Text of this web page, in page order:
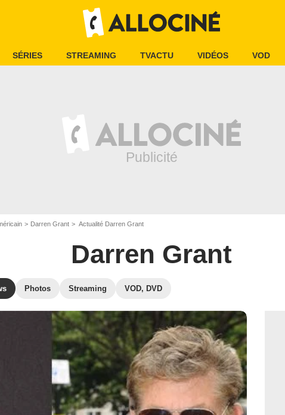
SÉRIES STREAMING TVACTU VIDÉOS VOD
Darren Grant Actualité Darren Grant
Darren Grant
Photos Streaming VOD, DVD